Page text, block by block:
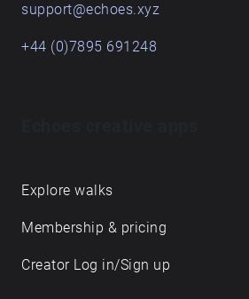
support@echoes.xyz
+44 (0)7895 691248
Explore walks
Membership & pricing
Creator Log in/Sign up